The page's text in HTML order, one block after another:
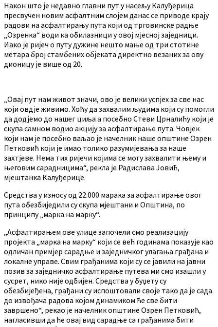
Након што је недавно главни пут у насељу Калуђерица
пресвучен новим асфалтним слојем данас се приводе крају
радови на асфалтирању пута који од трговинске радње
„Озренка“ води ка обилазници у овој мјесној заједници.
Иако је ријеч о путу дужине нешто мање од три стотине
метара број стамбених објеката директно везаних за ову
дионицу је више од 20.
„Овај пут нам живот значи, ово је велики успјех за све нас
који овдје живимо. Хоћу да захвалим људима који су помогли
да додјемо до нашег циља а посебно Стеви Црналићу који је
скупа самном водио акцију за асфалтирање пута. Човјек
који нам је посебно ваљао је начелник наше општине Озрен
Петковић који је имао толико разумијевања за наше
захтјеве. Нема тих ријечи којима се могу захвалити њему и
његовим сарадницима“, рекла је Радислава Јовић,
мјештанка Калуђерице.
Средства у износу од 22.000 марака за асфалтирање овог
пута обезбиједили су скупа мјештани и Општина, по
принципу „марка на марку“.
„Асфалтирањем ове улице започели смо реализацију
пројекта „марка на марку“ који се већ годинама показује као
одличан примјер сарадње и заједничког улагања грађана и
локалне управе. Свим грађанима који су се јавили на јавни
позив за заједничко асфалтирање путева ми смо изашли у
сусрет, нико није одбијен. Средства у буџету су
обезбијеђена, грађани су испоштовали своје тако да је сада
до извођача радова којом динамиком ће све бити
завршено“, рекао је начелник општине Озрен Петковић,
нагласивши да ће овај вид сарадње са грађанима бити